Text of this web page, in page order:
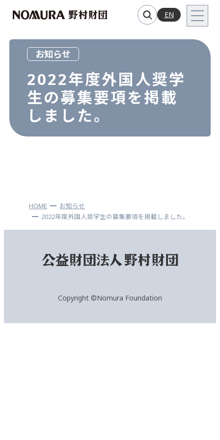
EN
お知らせ
2022年度外国人奨学
生の募集要項を掲載
しました。
HOME
お知らせ
2022年度外国人奨学生の募集要項を掲載しました。
Copyright ©Nomura Foundation